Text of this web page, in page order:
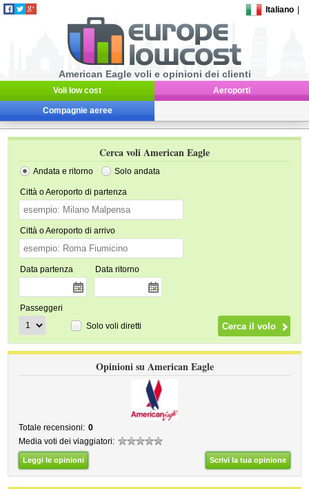
Italiano
American Eagle voli e opinioni dei clienti
Voli low cost Aeroporti
Compagnie aeree
Cerca voli American Eagle
Andata e ritorno Solo andata
Città o Aeroporto di partenza
Città o Aeroporto di arrivo
Data partenza Data ritorno
Passeggeri
Solo voli diretti
Opinioni su American Eagle
Totale recensioni: 0
Media voti dei viaggiatori:
Leggi le opinioni Scrivi la tua opinione